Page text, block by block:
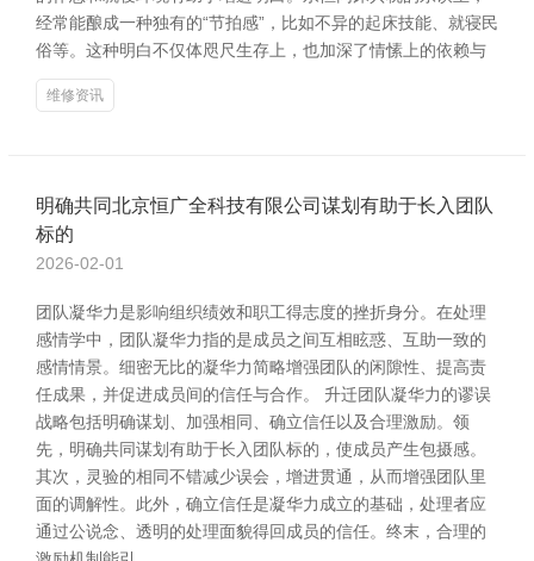
经常能酿成一种独有的“节拍感”，比如不异的起床技能、就寝民
俗等。这种明白不仅体咫尺生存上，也加深了情愫上的依赖与
维修资讯
明确共同北京恒广全科技有限公司谋划有助于长入团队
标的
2026-02-01
团队凝华力是影响组织绩效和职工得志度的挫折身分。在处理
感情学中，团队凝华力指的是成员之间互相眩惑、互助一致的
感情情景。细密无比的凝华力简略增强团队的闲隙性、提高责
任成果，并促进成员间的信任与合作。 升迁团队凝华力的谬误
战略包括明确谋划、加强相同、确立信任以及合理激励。领
先，明确共同谋划有助于长入团队标的，使成员产生包摄感。
其次，灵验的相同不错减少误会，增进贯通，从而增强团队里
面的调解性。此外，确立信任是凝华力成立的基础，处理者应
通过公说念、透明的处理面貌得回成员的信任。终末，合理的